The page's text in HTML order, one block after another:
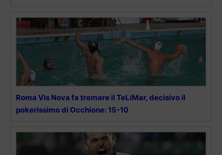
Roma Vis Nova fa tremare il TeLiMar, decisivo il
pokerissimo di Occhione: 15-10